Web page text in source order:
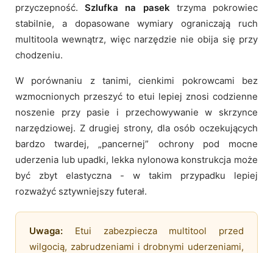
przyczepność.Szlufka na pasektrzyma pokrowiec
stabilnie, a dopasowane wymiary ograniczają ruch
multitoola wewnątrz, więc narzędzie nie obija się przy
chodzeniu.
W porównaniu z tanimi, cienkimi pokrowcami bez
wzmocnionych przeszyć to etui lepiej znosi codzienne
noszenie przy pasie i przechowywanie w skrzynce
narzędziowej. Z drugiej strony, dla osób oczekujących
bardzo twardej, „pancernej” ochrony pod mocne
uderzenia lub upadki, lekka nylonowa konstrukcja może
być zbyt elastyczna - w takim przypadku lepiej
rozważyć sztywniejszy futerał.
Uwaga: Etui zabezpiecza multitool przed
wilgocią, zabrudzeniami i drobnymi uderzeniami,